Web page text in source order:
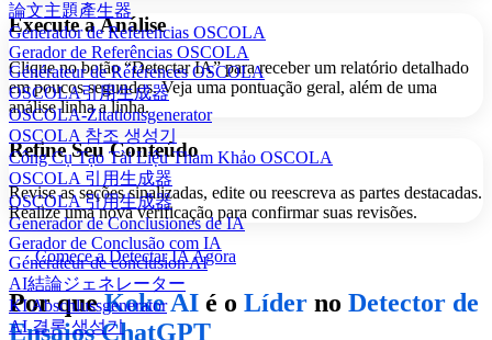
論文主題產生器
Generador de Referencias OSCOLA
Gerador de Referências OSCOLA
Générateur de Références OSCOLA
OSCOLA引用生成器
OSCOLA-Zitationsgenerator
OSCOLA 참조 생성기
Công Cụ Tạo Tài Liệu Tham Khảo OSCOLA
OSCOLA 引用生成器
OSCOLA 引用生成器
Generador de Conclusiones de IA
Gerador de Conclusão com IA
Générateur de conclusion AI
AI結論ジェネレーター
KI Abschlussgenerator
AI 결론 생성기
Execute a Análise
Clique no botão “Detectar IA” para receber um relatório detalhado
em poucos segundos. Veja uma pontuação geral, além de uma
análise linha a linha.
Refine Seu Conteúdo
Revise as seções sinalizadas, edite ou reescreva as partes destacadas.
Realize uma nova verificação para confirmar suas revisões.
Comece a Detectar IA Agora
Por queKoke AI é o Líder no Detector de
Ensaios ChatGPT